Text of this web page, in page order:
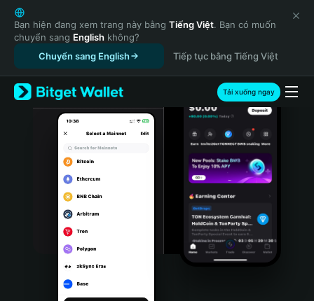
English
日本語
Tiếng Việt
Русский
Español (Latinoamérica)
Türkçe
Italiano
Português (Portugal)
Bahasa Indonesia
Português (Brasil)
Bạn hiện đang xem trang này bằng Tiếng Việt. Bạn có muốn
chuyển sang English không?
Chuyển sang English
Tiếp tục bằng Tiếng Việt
Tải xuống ngay